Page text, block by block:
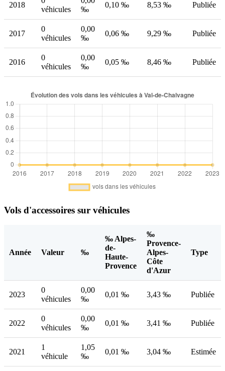
2018
véhicules
‰
0,10 ‰ 8,53 ‰ Publiée
2017
0
véhicules
0,00
‰
0,06 ‰ 9,29 ‰ Publiée
2016
0
véhicules
0,00
‰
0,05 ‰ 8,46 ‰ Publiée
Vols d'accessoires sur véhicules
Année Valeur ‰
‰ Alpes-
de-
Haute-
Provence
‰
Provence-
Alpes-
Côte
d'Azur
Type
2023
0
véhicules
0,00
‰
0,01 ‰ 3,43 ‰ Publiée
2022
0
véhicules
0,00
‰
0,01 ‰ 3,41 ‰ Publiée
2021
1
véhicule
1,05
‰
0,01 ‰ 3,04 ‰ Estimée